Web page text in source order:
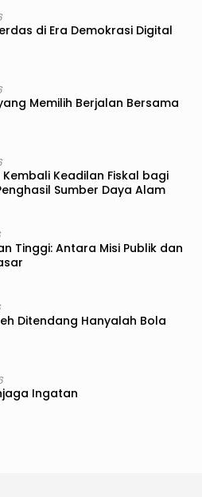
di Era Demokrasi Digital
Memilih Berjalan Bersama
Kembali Keadilan Fiskal bagi
Sumber Daya Alam
Tinggi: Antara Misi Publik dan
Ditendang Hanyalah Bola
Ingatan